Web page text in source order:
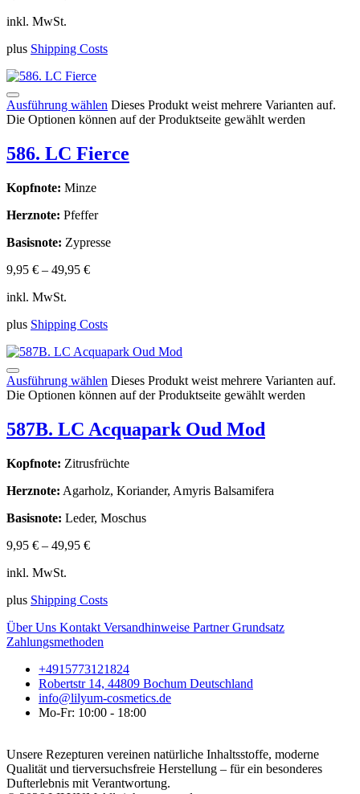
inkl. MwSt.
plus Shipping Costs
Ausführung wählen Dieses Produkt weist mehrere Varianten auf.
Die Optionen können auf der Produktseite gewählt werden
586. LC Fierce
Kopfnote: Minze
Herznote: Pfeffer
Basisnote: Zypresse
9,95 € – 49,95 €
inkl. MwSt.
plus Shipping Costs
Ausführung wählen Dieses Produkt weist mehrere Varianten auf.
Die Optionen können auf der Produktseite gewählt werden
587B. LC Acquapark Oud Mod
Kopfnote: Zitrusfrüchte
Herznote: Agarholz, Koriander, Amyris Balsamifera
Basisnote: Leder, Moschus
9,95 € – 49,95 €
inkl. MwSt.
plus Shipping Costs
Über Uns Kontakt Versandhinweise PartnerGrundsatz
Zahlungsmethoden
+4915773121824
Robertstr 14, 44809 Bochum Deutschland
info@lilyum-cosmetics.de
Mo-Fr: 10:00 - 18:00
Unsere Rezepturen vereinen natürliche Inhaltsstoffe, moderne
Qualität und tierversuchsfreie Herstellung – für ein besonderes
Dufterlebnis mit Verantwortung.